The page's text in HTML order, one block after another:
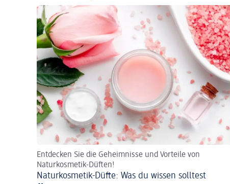
Entdecken Sie die Geheimnisse und Vorteile von
Naturkosmetik-Düften!
Naturkosmetik-Düfte: Was du wissen solltest